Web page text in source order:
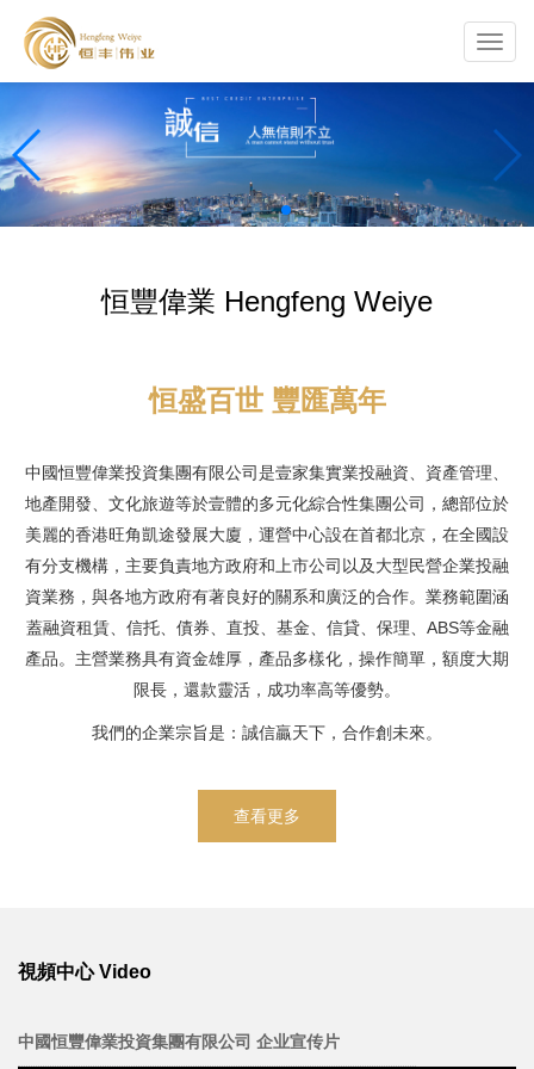
恒豐偉業 Hengfeng Weiye
恒盛百世 豐匯萬年
中國恒豐偉業投資集團有限公司是壹家集實業投融資、資產管理、
地產開發、文化旅遊等於壹體的多元化綜合性集團公司，總部位於
美麗的香港旺角凱途發展大廈，運營中心設在首都北京，在全國設
有分支機構，主要負責地方政府和上市公司以及大型民營企業投融
資業務，與各地方政府有著良好的關系和廣泛的合作。業務範圍涵
蓋融資租賃、信托、債券、直投、基金、信貸、保理、ABS等金融
產品。主營業務具有資金雄厚，產品多樣化，操作簡單，額度大期
限長，還款靈活，成功率高等優勢。
我們的企業宗旨是：誠信贏天下，合作創未來。
查看更多
視頻中心 Video
中國恒豐偉業投資集團有限公司 企业宣传片